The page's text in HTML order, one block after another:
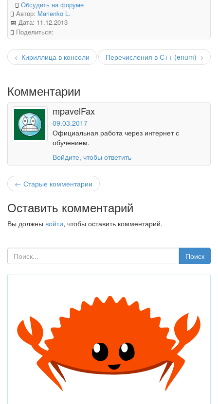
Обсудить на форуме
Автор: Marienko L.
Дата: 11.12.2013
Поделиться:
←Кириллица в консоли Перечисления в С++ (enum)→
Комментарии
mpavelFax
09.03.2017
Официальная работа через интернет с
обучением.
Войдите, чтобы ответить
← Старые комментарии
Оставить комментарий
Вы должны войти, чтобы оставить комментарий.
Поиск